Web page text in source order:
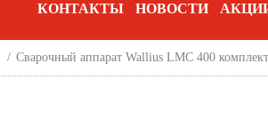
КОНТАКТЫ НОВОСТИ
/ Сварочный аппарат Wallius LMC 400 комплект